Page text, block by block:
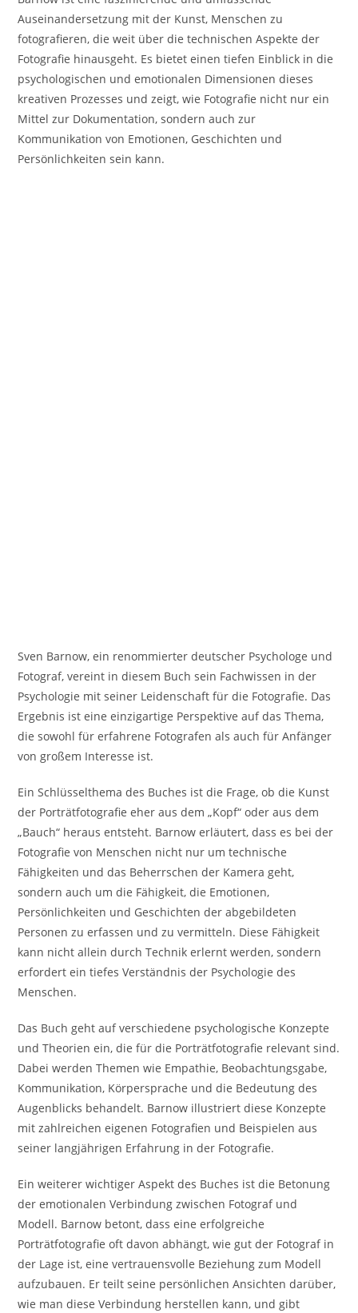
Auseinandersetzung mit der Kunst, Menschen zu
fotografieren, die weit über die technischen Aspekte der
Fotografie hinausgeht. Es bietet einen tiefen Einblick in die
psychologischen und emotionalen Dimensionen dieses
kreativen Prozesses und zeigt, wie Fotografie nicht nur ein
Mittel zur Dokumentation, sondern auch zur
Kommunikation von Emotionen, Geschichten und
Persönlichkeiten sein kann.
Sven Barnow, ein renommierter deutscher Psychologe und
Fotograf, vereint in diesem Buch sein Fachwissen in der
Psychologie mit seiner Leidenschaft für die Fotografie. Das
Ergebnis ist eine einzigartige Perspektive auf das Thema,
die sowohl für erfahrene Fotografen als auch für Anfänger
von großem Interesse ist.
Ein Schlüsselthema des Buches ist die Frage, ob die Kunst
der Porträtfotografie eher aus dem „Kopf“ oder aus dem
„Bauch“ heraus entsteht. Barnow erläutert, dass es bei der
Fotografie von Menschen nicht nur um technische
Fähigkeiten und das Beherrschen der Kamera geht,
sondern auch um die Fähigkeit, die Emotionen,
Persönlichkeiten und Geschichten der abgebildeten
Personen zu erfassen und zu vermitteln. Diese Fähigkeit
kann nicht allein durch Technik erlernt werden, sondern
erfordert ein tiefes Verständnis der Psychologie des
Menschen.
Das Buch geht auf verschiedene psychologische Konzepte
und Theorien ein, die für die Porträtfotografie relevant sind.
Dabei werden Themen wie Empathie, Beobachtungsgabe,
Kommunikation, Körpersprache und die Bedeutung des
Augenblicks behandelt. Barnow illustriert diese Konzepte
mit zahlreichen eigenen Fotografien und Beispielen aus
seiner langjährigen Erfahrung in der Fotografie.
Ein weiterer wichtiger Aspekt des Buches ist die Betonung
der emotionalen Verbindung zwischen Fotograf und
Modell. Barnow betont, dass eine erfolgreiche
Porträtfotografie oft davon abhängt, wie gut der Fotograf in
der Lage ist, eine vertrauensvolle Beziehung zum Modell
aufzubauen. Er teilt seine persönlichen Ansichten darüber,
wie man diese Verbindung herstellen kann, und gibt